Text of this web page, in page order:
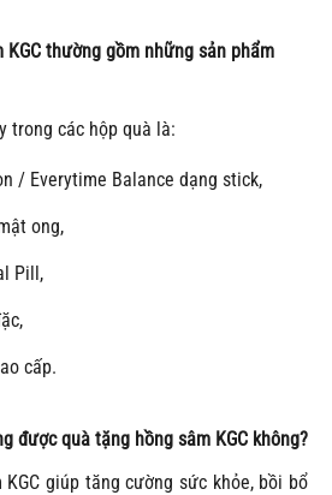
KGC thường gồm những sản phẩm
trong các hộp quà là:
/ Everytime Balance dạng stick,
ong,
Pill,
cấp.
được quà tặng hồng sâm KGC không?
KGC giúp tăng cường sức khỏe, bồi bổ